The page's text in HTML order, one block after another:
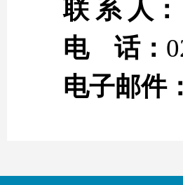
联 系 人：
电 话：
电子邮件：